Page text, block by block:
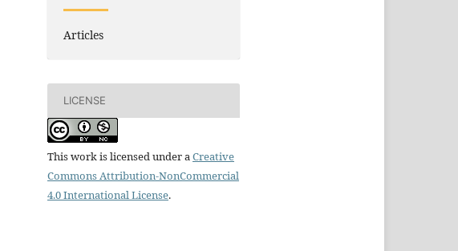
Articles
LICENSE
This work is licensed under a Creative
Commons Attribution-NonCommercial
4.0 International License.